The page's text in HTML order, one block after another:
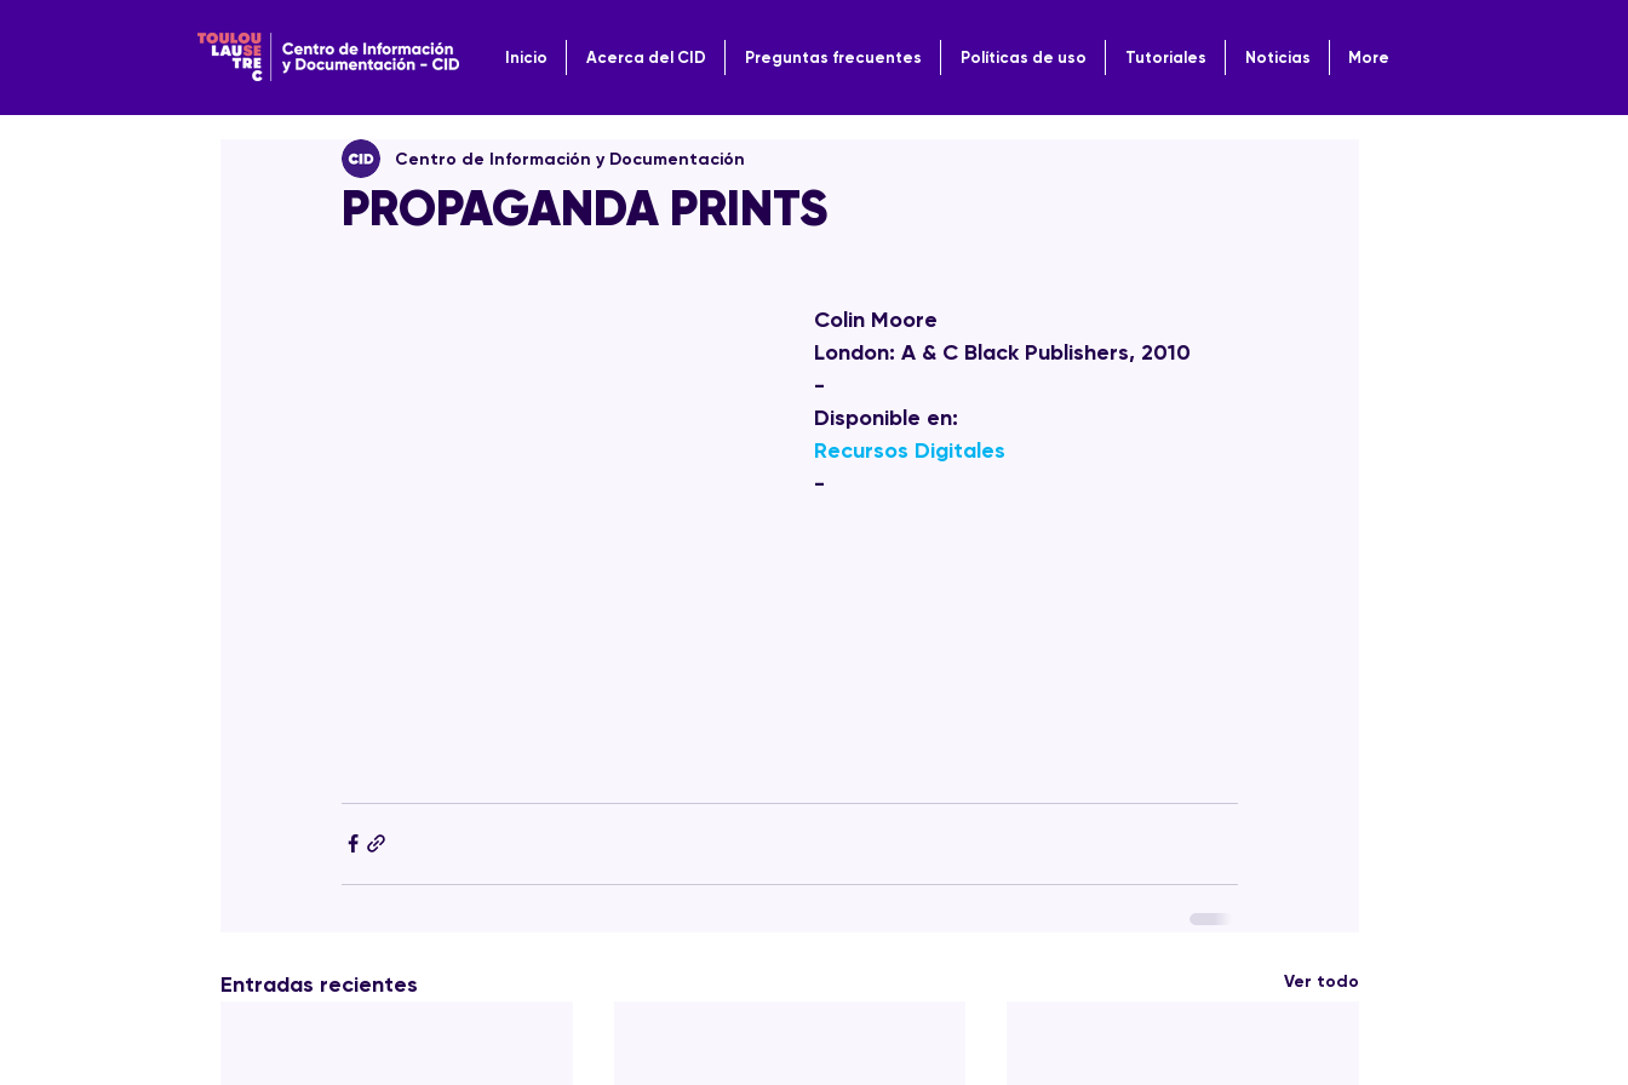
Inicio Acerca del CID Preguntas frecuentes Políticas de uso Tutoriales Noticias More
PROPAGANDA PRINTS
Centro de Información y Documentación
Colin Moore
London: A & C Black Publishers, 2010
-
Disponible en:
Recursos Digitales
-
Entradas recientes Ver todo